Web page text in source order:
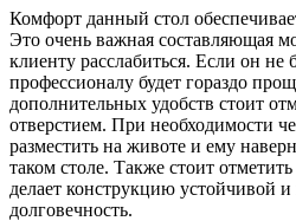
Комфорт данный стол
Это очень важная составляющая
клиенту расслабиться. Если он не
профессионалу будет гораздо
дополнительных удобств стоит
отверстием. При необходимости
разместить на животе и ему
таком столе. Также стоит
делает конструкцию устойчивой и
долговечность.